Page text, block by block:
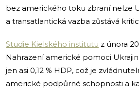
bez amerického toku zbraní nelze
a transatlantická vazba zůstává
Studie Kielského institutu z února
Nahrazení americké pomoci
jen asi 0,12 % HDP, což je
americké podpůrné schopnosti a